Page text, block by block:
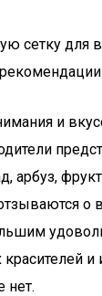
сетку для
и
арбуз,
о
и
нет.